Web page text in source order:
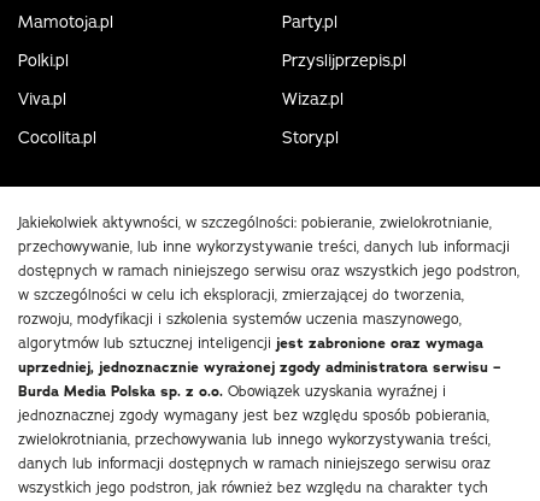
Mamotoja.pl
Party.pl
Polki.pl
Przyslijprzepis.pl
Viva.pl
Wizaz.pl
Cocolita.pl
Story.pl
Jakiekolwiek aktywności, w szczególności: pobieranie, zwielokrotnianie,
przechowywanie, lub inne wykorzystywanie treści, danych lub informacji
dostępnych w ramach niniejszego serwisu oraz wszystkich jego podstron,
w szczególności w celu ich eksploracji, zmierzającej do tworzenia,
rozwoju, modyfikacji i szkolenia systemów uczenia maszynowego,
algorytmów lub sztucznej inteligencji jest zabronione oraz wymaga
uprzedniej, jednoznacznie wyrażonej zgody administratora serwisu –
Burda Media Polska sp. z o.o. Obowiązek uzyskania wyraźnej i
jednoznacznej zgody wymagany jest bez względu sposób pobierania,
zwielokrotniania, przechowywania lub innego wykorzystywania treści,
danych lub informacji dostępnych w ramach niniejszego serwisu oraz
wszystkich jego podstron, jak również bez względu na charakter tych